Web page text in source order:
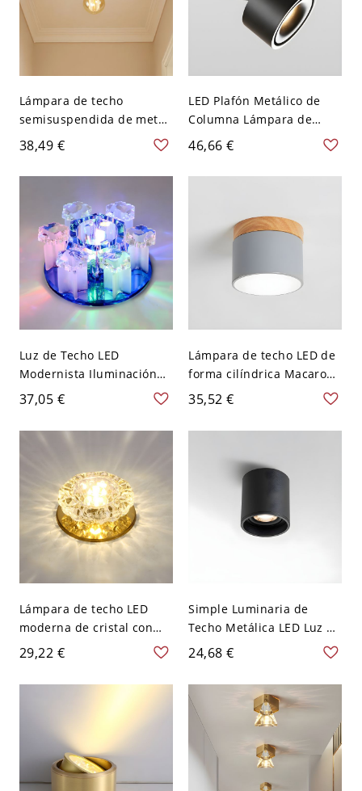
Lámpara de techo
semisuspendida de metal
negro con 1 cabeza y
bombilla al descubierto
para pasillo industrial -
110 A 120 V Negro
38,49 €
LED Plafón Metálico de
Columna Lámpara de
Techo Ajustable Moderna
para Pasillo - Negro 110 A
120 V Luz cálida
46,66 €
Luz de Techo LED
Modernista Iluminación
de Techo de Bloques de
Cristal para Pasillo - Azul
110 A 120 V Luz cálida
37,05 €
Lámpara de techo LED de
forma cilíndrica Macaroon
moderna de hierro con 1
luz para balcón - Gris 110
A 120 V Blanco
35,52 €
Lámpara de techo LED
moderna de cristal con
agujero de 2-3.5'' de
diámetro para pasillo -
110 A 120 V Dorado Luz
29,22 €
Simple Luminaria de
Techo Metálica LED Luz de
Techo de Cilindro para
Pasillo - Negro 110 A 120
V 6,35 cm Blanco
24,68 €